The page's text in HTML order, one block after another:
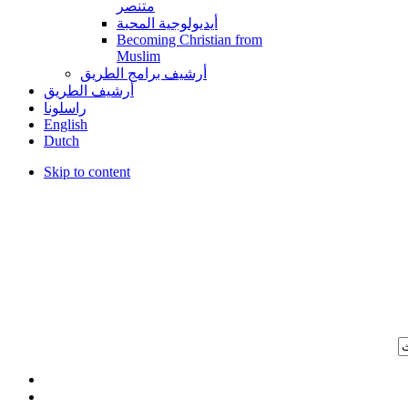
متنصر
أيديولوجية المحبة
Becoming Christian from
Muslim
أرشيف برامج الطريق
أرشيف الطريق
راسلونا
English
Dutch
Skip to content